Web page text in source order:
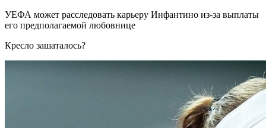
УЕФА может расследовать карьеру Инфантино из-за выплаты
его предполагаемой любовнице
Кресло зашаталось?